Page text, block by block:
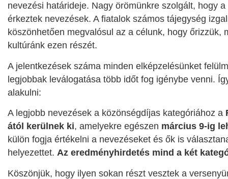
nevezési határideje. Nagy örömünkre szolgált, hogy
érkeztek nevezések. A fiatalok számos tájegység
köszönhetően megvalósul az a célunk, hogy őrizzük,
kultúránk ezen részét.
A jelentkezések száma minden elképzelésünket
legjobbak leválogatása több időt fog igénybe venni.
alakulni:
A legjobb nevezések a közönségdíjas kategóriához a
ától
kerülnek ki, amelyekre egészen március 9-ig
külön fogja értékelni a nevezéseket és ők is
helyezettet. Az eredményhirdetés mind a két
Köszönjük, hogy ilyen sokan részt vesztek a